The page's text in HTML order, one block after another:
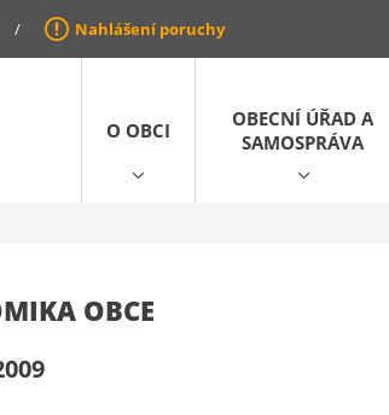
/ Nahlášení poruchy
O OBCI
OBECNÍ ÚŘAD A
SAMOSPRÁVA
OBCE